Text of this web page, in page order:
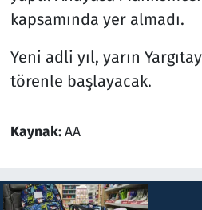
kapsamında yer almadı.
Yeni adli yıl, yarın
törenle başlayacak.
Kaynak:AA